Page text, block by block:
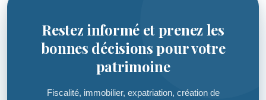
Restez informé et prenez les
bonnes décisions pour votre
patrimoine
Fiscalité, immobilier, expatriation, création de